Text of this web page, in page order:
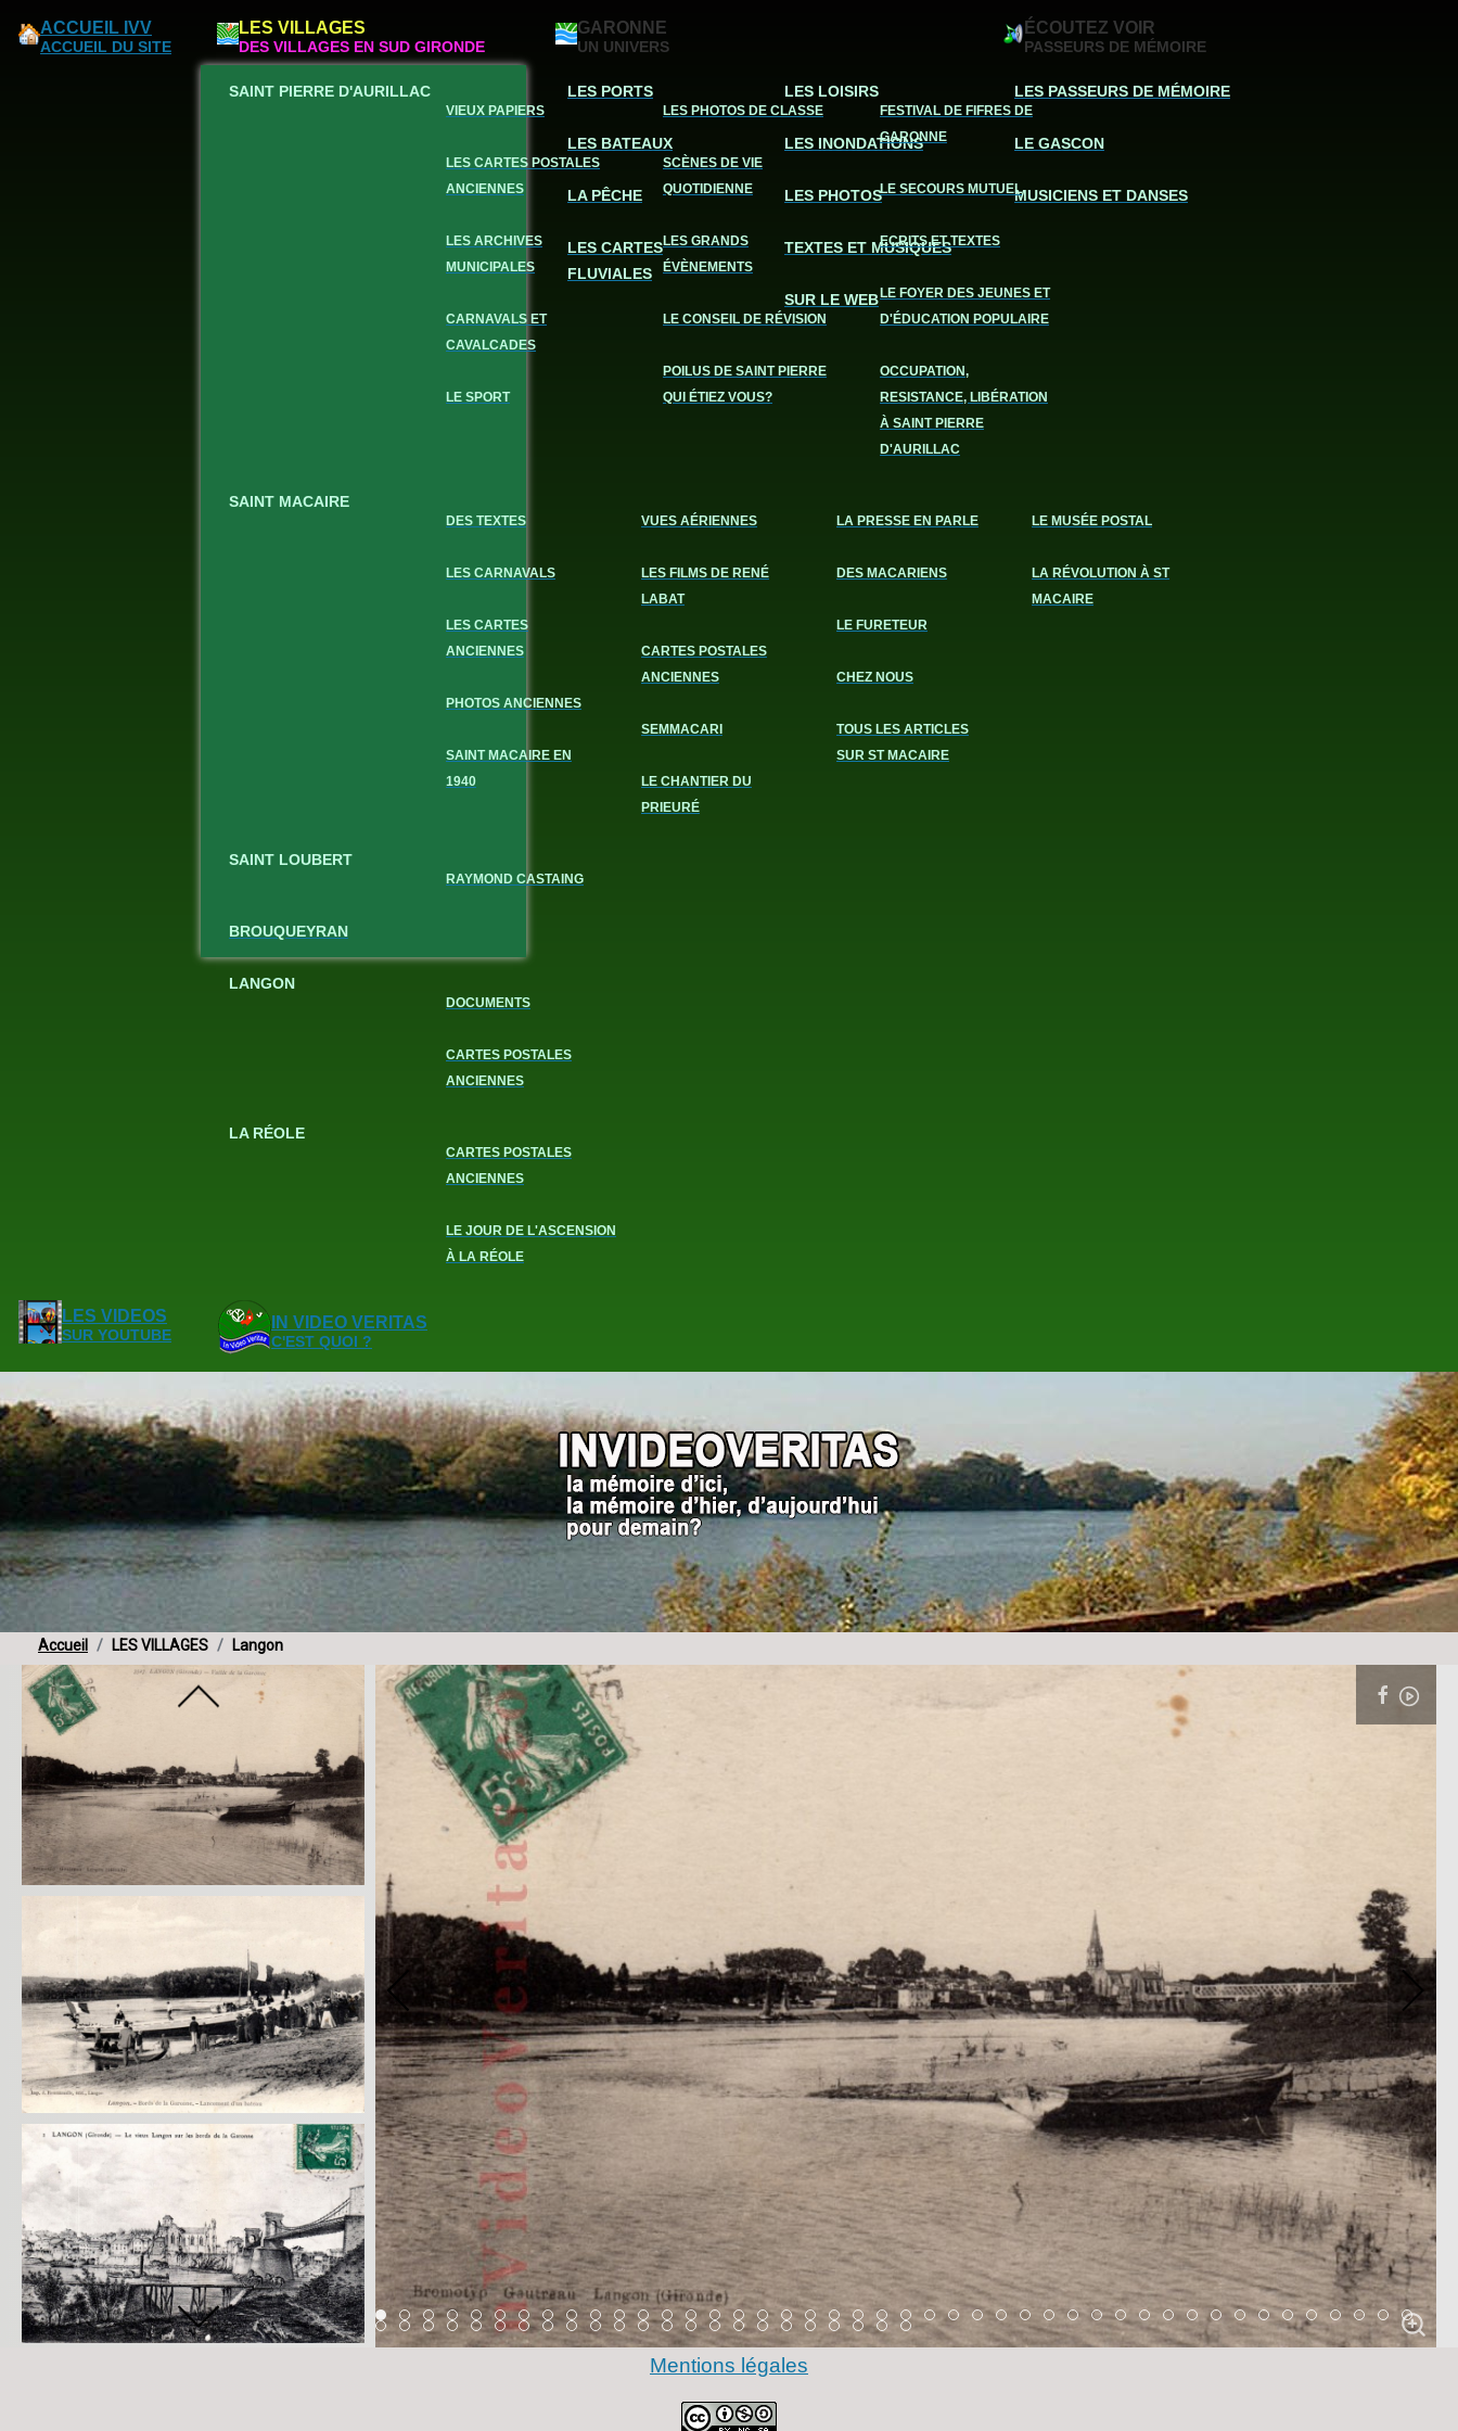
ACCUEIL IVV
ACCUEIL DU SITE
LES VILLAGES
DES VILLAGES EN SUD GIRONDE
SAINT PIERRE D'AURILLAC
VIEUX PAPIERS
LES CARTES POSTALES
ANCIENNES
LES ARCHIVES
MUNICIPALES
CARNAVALS ET
CAVALCADES
LE SPORT
LES PHOTOS DE CLASSE
SCÈNES DE VIE
QUOTIDIENNE
LES GRANDS
ÉVÈNEMENTS
LE CONSEIL DE RÉVISION
POILUS DE SAINT PIERRE
QUI ÉTIEZ VOUS?
FESTIVAL DE FIFRES DE
GARONNE
LE SECOURS MUTUEL
ECRITS ET TEXTES
LE FOYER DES JEUNES ET
D'ÉDUCATION POPULAIRE
OCCUPATION,
RESISTANCE, LIBÉRATION
À SAINT PIERRE
D'AURILLAC
SAINT MACAIRE
DES TEXTES
LES CARNAVALS
LES CARTES
ANCIENNES
PHOTOS ANCIENNES
SAINT MACAIRE EN
1940
VUES AÉRIENNES
LES FILMS DE RENÉ
LABAT
CARTES POSTALES
ANCIENNES
SEMMACARI
LE CHANTIER DU
PRIEURÉ
LA PRESSE EN PARLE
DES MACARIENS
LE FURETEUR
CHEZ NOUS
TOUS LES ARTICLES
SUR ST MACAIRE
LE MUSÉE POSTAL
LA RÉVOLUTION À ST
MACAIRE
SAINT LOUBERT
RAYMOND CASTAING
BROUQUEYRAN
LANGON
DOCUMENTS
CARTES POSTALES
ANCIENNES
LA RÉOLE
CARTES POSTALES
ANCIENNES
LE JOUR DE L'ASCENSION
À LA RÉOLE
GARONNE
UN UNIVERS
LES PORTS
LES BATEAUX
LA PÊCHE
LES CARTES
FLUVIALES
LES LOISIRS
LES INONDATIONS
LES PHOTOS
TEXTES ET MUSIQUES
SUR LE WEB
ÉCOUTEZ VOIR
PASSEURS DE MÉMOIRE
LES PASSEURS DE MÉMOIRE
LE GASCON
MUSICIENS ET DANSES
LES VIDEOS
SUR YOUTUBE
IN VIDEO VERITAS
C'EST QUOI ?
Accueil LES VILLAGES Langon
Item 0Item 1Item 2Item 3Item 4Item 5Item 6Item 7Item 8Item 9Item 10
Item 11
Item 12
Item 13Item 14
Item 15
Item 16Item 17
Item 18
Item 19
Item 20
Item 21
Item 22Item 23Item 24
Item 25
Item 26
Item 27Item 28
Item 29
Item 30Item 31
Item 32
Item 33Item 34
Item 35
Item 36
Item 37
Item 38
Item 39
Item 40
Item 41
Item 42
Item
Item 44
Item 45
Item 46
Item 47
Item 48
Item 49
Item 50
Item 51
Item 52
Item 53Item 54Item 55
Item 56
Item 57
Item 58
Item 59Item 60
Item 61
Item 62
Item 63Item 64
Item 65
Item 66
Mentions légales